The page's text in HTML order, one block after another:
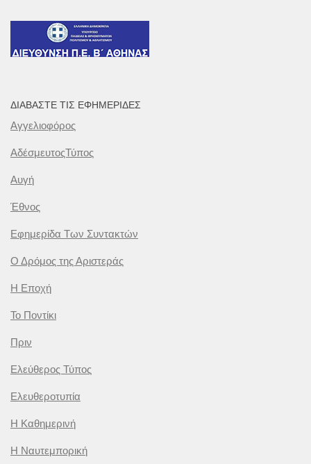
ΔΙΑΒΆΣΤΕ ΤΙΣ ΕΦΗΜΕΡΊΔΕΣ
Αγγελιοφόρος
ΑδέσμευτοςΤύπος
Αυγή
Έθνος
Εφημερίδα Των Συντακτών
Ο Δρόμος της Αριστεράς
Η Εποχή
Το Ποντίκι
Πριν
Ελεύθερος Τύπος
Ελευθεροτυπία
Η Καθημερινή
Η Ναυτεμπορική